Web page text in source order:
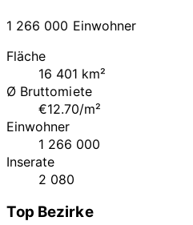
1 266 000 Einwohner
Fläche
16 401 km²
Ø Bruttomiete
€12.70/m²
Einwohner
1 266 000
Inserate
2 080
Top Bezirke